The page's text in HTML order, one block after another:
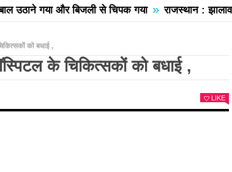
गया और बिजली से चिपक गया » राजस्थान : झालावाड़
को बधाई ,
के चिकित्सकों को बधाई ,
LIKE